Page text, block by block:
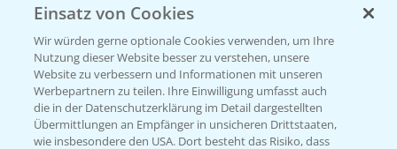
Beratung auf WhatsApp
T.+49 (0)174 346 564 1
KONTAKT
Hilfe in Notfällen
Einsatz von Cookies
Wir würden gerne optionale Cookies verwenden, um Ihre
Nutzung dieser Website besser zu verstehen, unsere
Website zu verbessern und Informationen mit unseren
Werbepartnern zu teilen. Ihre Einwilligung umfasst auch
die in der Datenschutzerklärung im Detail dargestellten
Übermittlungen an Empfänger in unsicheren Drittstaaten,
wie insbesondere den USA. Dort besteht das Risiko, dass